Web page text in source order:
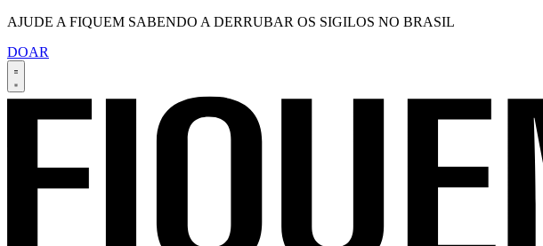
AJUDE A FIQUEM SABENDO A DERRUBAR OS SIGILOS NO BRASIL
DOAR